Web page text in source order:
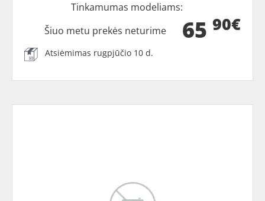
Tinkamumas modeliams:
65 90€
Šiuo metu prekės neturime
Atsiėmimas rugpjūčio 10 d.